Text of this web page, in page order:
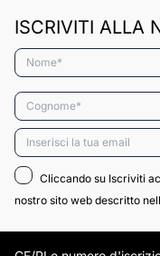
ISCRIVITI ALLA
Nome*
Cognome*
Email*
Cliccando su Iscriviti
nostro sito web descritto